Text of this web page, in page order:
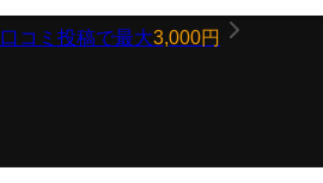
口コミ投稿で最大3,000円